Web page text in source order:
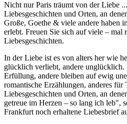
Nicht nur Paris träumt von der Liebe
Liebesgeschichten und Orten, an
Große, Goethe & viele andere haben
erlebt. Freuen Sie sich auf viele – mal
Liebesgeschichten.
In der Liebe ist es von alters her wie
glücklich verliebt, andere unglücklich.
Erfüllung, andere bleiben auf ewig
romantische Erzählungen, anderes
Liebesgeschichten und Orten, an
getreue im Herzen – so lang ich leb",
Frankfurt noch erhaltene Liebesbrief